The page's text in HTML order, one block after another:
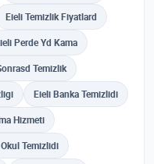
Eieli Temizlik Fiyatlard
Perde Yd Kama
Temizlik
Eieli Banka Temizlidi
Hizmeti
Temizlidi